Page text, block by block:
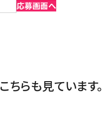
応募画面へ
こちらも見ています。